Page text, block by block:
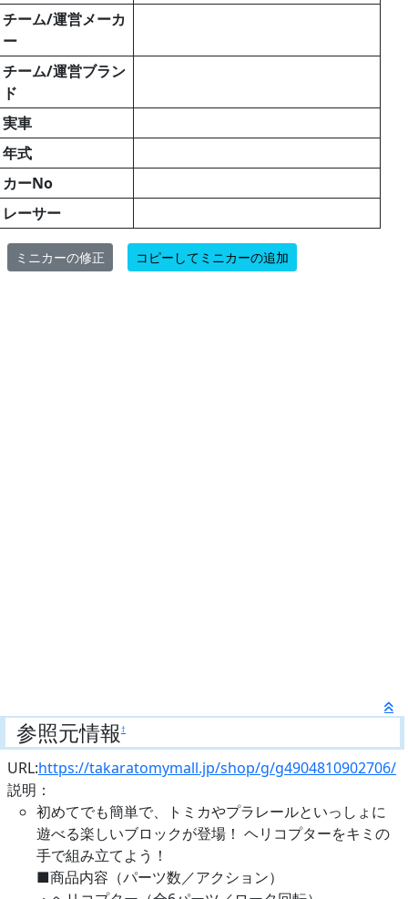
チーム/運営メーカ
ー
チーム/運営ブラン
ド
実車
年式
カーNo
レーサー
ミニカーの修正 コピーしてミニカーの追加
参照元情報†
URL:https://takaratomymall.jp/shop/g/g4904810902706/
説明：
初めてでも簡単で、トミカやプラレールといっしょに
遊べる楽しいブロックが登場！ ヘリコプターをキミの
手で組み立てよう！
■商品内容（パーツ数／アクション）